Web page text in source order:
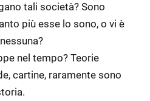
tali società? Sono
più esse lo sono, o vi è
nel tempo? Teorie
cartine, raramente sono